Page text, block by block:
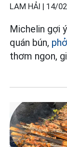
LAM HẢI | 14/
Michelin gợi
quán bún, phở
thơm ngon,